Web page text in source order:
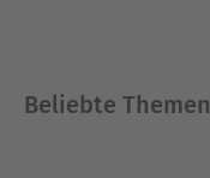
Beliebte Themen